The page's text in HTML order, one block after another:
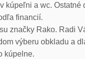
kúpeľni a wc. Ostatné
financií.
značky Rako. Radi
výberu obkladu a
kúpelne.